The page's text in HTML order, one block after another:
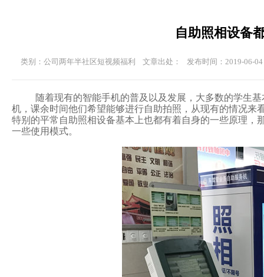
自助照相设备都
类别：公司两年半社区短视频福利 文章出处： 发布时间：2019-06-
随着现有的智能手机的普及以及发展，大多数的学
机，课余时间他们希望能够进行自助拍照，从现有的情
特别的平常自助照相设备基本上也都有着自身的一些原理
一些使用模式。